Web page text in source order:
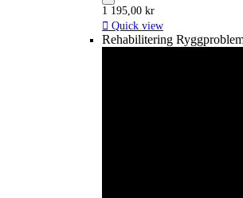
1 195,00 kr
 Quick view
Rehabilitering